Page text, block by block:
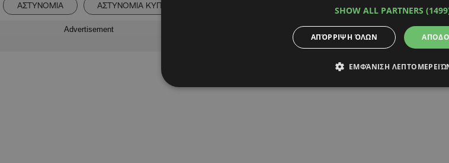
ΑΣΤΥΝΟΜΙΑ ΑΣΤΥΝΟΜΙΑ ΚΥΠΡΟΥ ΣΥΜΠΛΟΚΗ ΤΡΑΥΜΑΤΙΕΣ
Advertisement
SHOW ALL PARTNERS
ΑΠΌΡΡΙΨΗ ΌΛΩΝ
ΕΜΦΆΝΙΣΗ